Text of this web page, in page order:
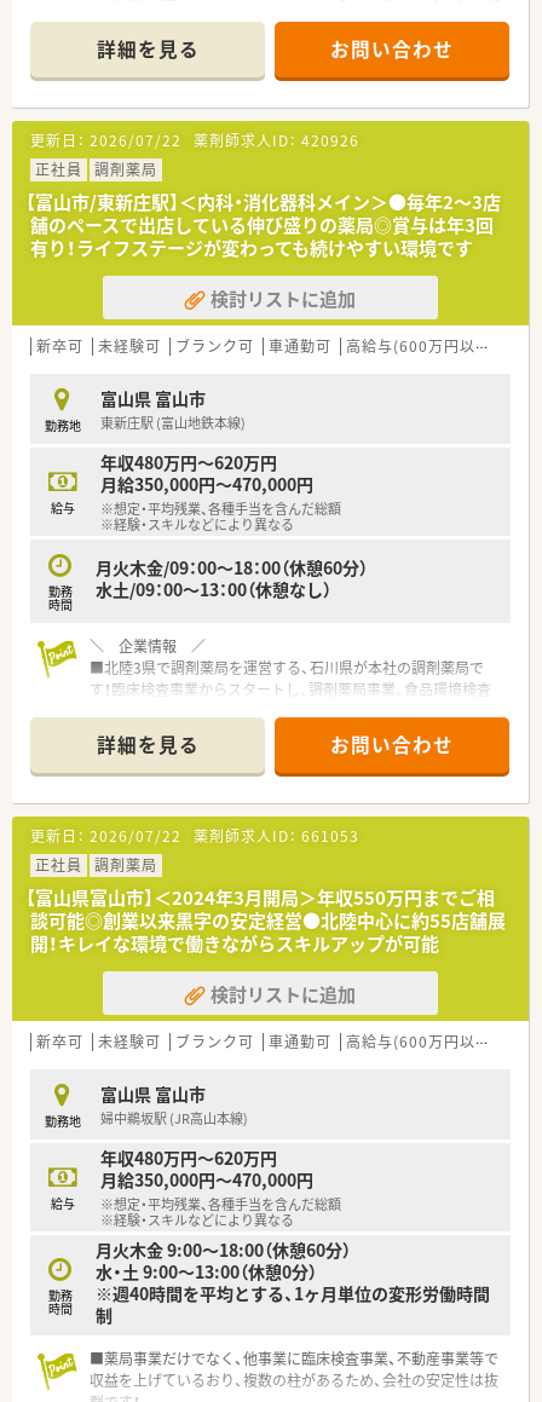
■研修制度は様々なプランがあり、集合研修だけでなく任意で受
講可能な研修も幅広く用意されています
■店舗で活躍する従業員、社外で活躍する従業員、将来経営幹部
となる従業員など、薬剤師として様々な活躍ができるフィールド
を用意されています
■総合薬剤師・調剤薬剤師（土日休み・19時までの勤務）どちらか
の働き方を選択できます
■調剤併設型だけでなく「医療モール・クリニック併設店舗」「敷
地内薬局」「訪問調剤特化型店舗」など様々な店舗を運営してい
ます
■在宅医療にも積極的取り組んでおり「訪問調剤特化型店舗」を
50店舗以上、無菌調剤室は業界最多の51店舗設置しています
■「プラチナくるみん認定企業」「健康経営優良法人2023（大規模
法人部門）認定」等を取得し一人ひとりが働きやすい環境が整備
されています
があるのも特徴です
詳細を見る お問い合わせ
更新日： 2026/07/22 薬剤師求人ID： 420926
正社員
調剤薬局
【富山市/東新庄駅】＜内科・消化器科メイン＞●毎年2～3店
舗のペースで出店している伸び盛りの薬局◎賞与は年3回
有り！ライフステージが変わっても続けやすい環境です
検討リストに追加
新卒可 未経験可 ブランク可 車通勤可 高給与(600万円以上)
勤務地
富山県 富山市
東新庄駅 (富山地鉄本線)
給与
年収480万円～620万円
月給350,000円～470,000円
※想定・平均残業、各種手当を含んだ総額
※経験・スキルなどにより異なる
勤務
時間
月火木金/09：00～18：00（休憩60分）
水土/09：00～13：00（休憩なし）
＼ 企業情報 ／
■北陸3県で調剤薬局を運営する、石川県が本社の調剤薬局で
す！臨床検査事業からスタートし、調剤薬局事業、食品環境検査
■臨床検査事業でドクターとのつながりも広く強く、出店する薬
局は門前との関係が抜群です！
■毎年2-3店舗のペースで出店があり、伸び盛りの会社です◎
■教育制度も非常に充実しており、管理薬剤師育成研修や在宅医
療研修など、都度学ぶ機会が設けられております。
＼ 店舗情報 ／
■富山地方鉄道「東新庄駅」より徒歩8分に位置しています！公共
交通機関機関でもお通いいただけますが、もちろんお車での通勤
も可能です！
■近隣のクリニックから内科・消化器科をメインに応需しており
ます。
■18時までの開局で、残業も月10時間内と少なめのため、お仕事
終わりのプライベートも充実させることができます
■お休みに関しては、基本的には半休×2日＋日曜日です！平日
＼ オススメポイント ／
■経験は不問です！未経験・ブランクがある方も歓迎しておりま
す◎研修制度や店舗内ＯＪＴも整っておりますので、安心してご
就業いただけます♪
■研修制度が充実しています！在宅医療研修や新薬の説明や疾病
ごとの勉強会を行う店舗勉強会など、スキルアップが可能です◎
■研修手当支給制度、認定薬剤師申請の助成なども行っており、
無理なく学べる環境がございます
詳細を見る お問い合わせ
更新日： 2026/07/22 薬剤師求人ID： 661053
正社員
調剤薬局
【富山県富山市】＜2024年3月開局＞年収550万円までご相
談可能◎創業以来黒字の安定経営●北陸中心に約55店舗展
開！キレイな環境で働きながらスキルアップが可能
検討リストに追加
新卒可 未経験可 ブランク可 車通勤可 高給与(600万円以上)
勤務地
富山県 富山市
婦中鵜坂駅 (JR高山本線)
給与
年収480万円～620万円
月給350,000円～470,000円
※想定・平均残業、各種手当を含んだ総額
※経験・スキルなどにより異なる
勤務
時間
月火木金 9:00〜18:00（休憩60分）
水・土 9:00〜13:00（休憩0分）
※週40時間を平均とする、1ヶ月単位の変形労働時間
制
■薬局事業だけでなく、他事業に臨床検査事業、不動産事業等で
収益を上げているおり、複数の柱があるため、会社の安定性は抜